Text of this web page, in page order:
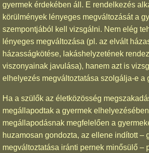
gyermek érdekében áll. E rendelkezés
körülmények lényeges megváltozását a
szempontjából kell vizsgálni. Nem elég
lényeges megváltozása (pl. az elvált
házasságkötése, lakáshelyzetének
viszonyainak javulása), hanem azt is
elhelyezés megváltoztatása szolgálja-e a
Ha a szülők az életközösség
megállapodtak a gyermek
megállapodásnak megfelelően a
huzamosan gondozta, az ellene indított –
megváltoztatása iránti pernek minősülő –